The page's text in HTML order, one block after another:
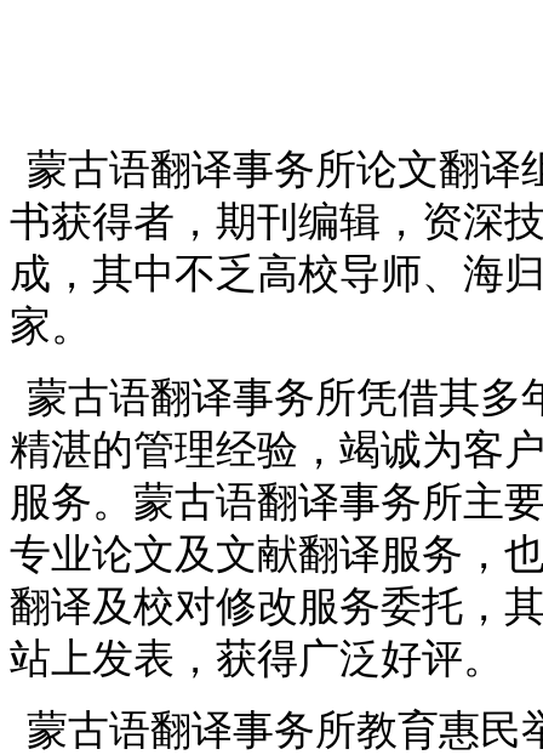
蒙古语翻译事务所论文翻译
书获得者，期刊编辑，资深
成，其中不乏高校导师、海
家。
蒙古语翻译事务所凭借其多
精湛的管理经验，竭诚为客
服务。蒙古语翻译事务所主
专业论文及文献翻译服务，
翻译及校对修改服务委托，
站上发表，获得广泛好评。
蒙古语翻译事务所教育惠民